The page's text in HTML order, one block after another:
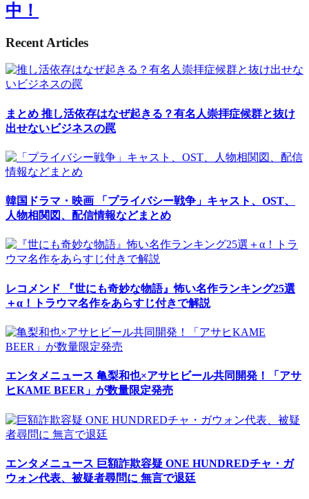
中！
Recent Articles
まとめ 推し活依存はなぜ起きる？有名人崇拝症候群と抜け
出せないビジネスの罠
韓国ドラマ・映画 「プライバシー戦争」キャスト、OST、
人物相関図、配信情報などまとめ
レコメンド 『世にも奇妙な物語』怖い名作ランキング25選
＋α！トラウマ名作をあらすじ付きで解説
エンタメニュース 亀梨和也×アサヒビール共同開発！「アサ
ヒKAME BEER」が数量限定発売
エンタメニュース 巨額詐欺容疑 ONE HUNDREDチャ・ガ
ウォン代表、被疑者尋問に 無言で退廷